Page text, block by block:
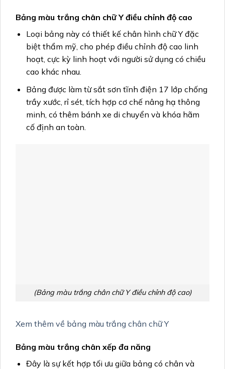
Bảng màu trắng chân chữ Y điều chỉnh độ cao
Loại bảng này có thiết kế chân hình chữ Y đặc
biệt thẩm mỹ, cho phép điều chỉnh độ cao linh
hoạt, cực kỳ linh hoạt với người sử dụng có chiều
cao khác nhau.
Bảng được làm từ sắt sơn tĩnh điện 17 lớp chống
trầy xước, rỉ sét, tích hợp cơ chế nâng hạ thông
minh, có thêm bánh xe di chuyển và khóa hãm
cố định an toàn.
(Bảng màu trắng chân chữ Y điều chỉnh độ cao)
Xem thêm về bảng màu trắng chân chữ Y
Bảng màu trắng chân xếp đa năng
Đây là sự kết hợp tối ưu giữa bảng có chân và